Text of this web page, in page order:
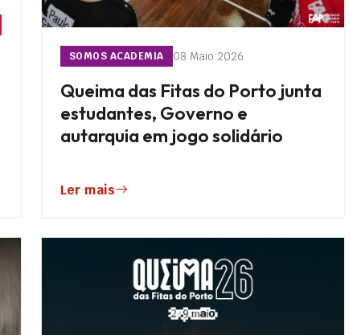
SOMOS ACADEMIA 08 Maio 2026
Queima das Fitas do Porto junta
estudantes, Governo e
autarquia em jogo solidário
Ler mais